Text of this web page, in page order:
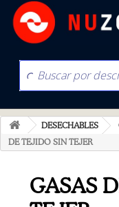
DESECHABLES
DE TEJIDO SIN TEJER
GASAS